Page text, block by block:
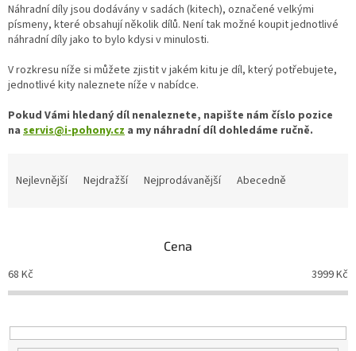
Náhradní díly jsou dodávány v sadách (kitech), označené velkými
písmeny, které obsahují několik dílů. Není tak možné koupit jednotlivé
náhradní díly jako to bylo kdysi v minulosti.
V rozkresu níže si můžete zjistit v jakém kitu je díl, který potřebujete,
jednotlivé kity naleznete níže v nabídce.
Pokud Vámi hledaný díl nenaleznete, napište nám číslo pozice
na servis@i-pohony.cz a my náhradní díl dohledáme ručně.
p
r
o
u
Nejlevnější Nejdražší Nejprodávanější Abecedně
Cena
68 Kč 3999Kč